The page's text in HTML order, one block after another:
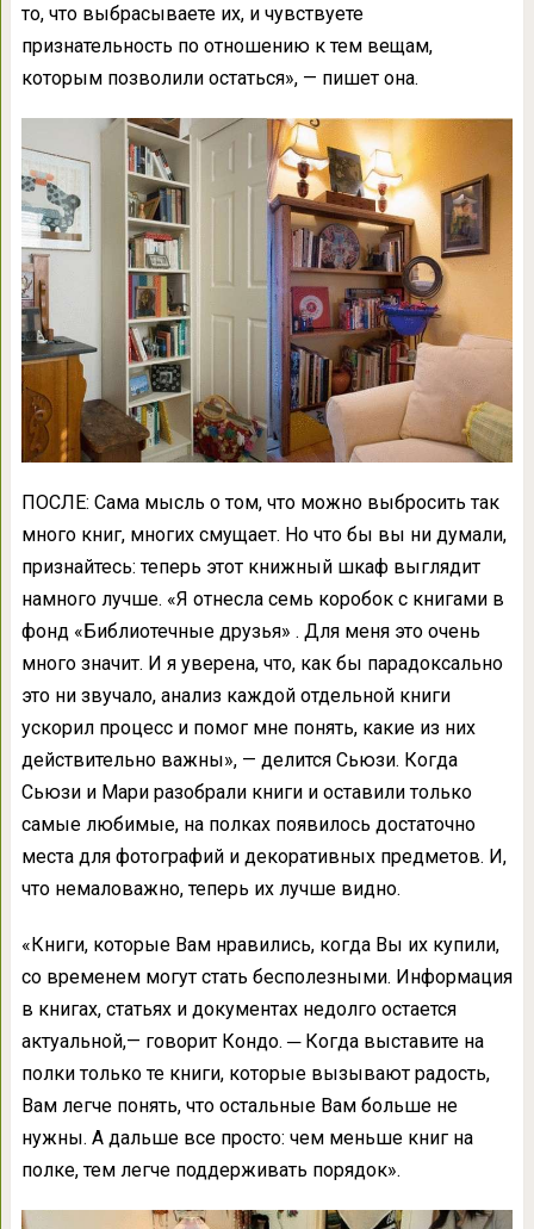
то, что выбрасываете их, и чувствуете
признательность по отношению к тем вещам,
которым позволили остаться», — пишет она.
ПОСЛЕ: Сама мысль о том, что можно выбросить так
много книг, многих смущает. Но что бы вы ни думали,
признайтесь: теперь этот книжный шкаф выглядит
намного лучше. «Я отнесла семь коробок с книгами в
фонд «Библиотечные друзья» . Для меня это очень
много значит. И я уверена, что, как бы парадоксально
это ни звучало, анализ каждой отдельной книги
ускорил процесс и помог мне понять, какие из них
действительно важны», — делится Сьюзи. Когда
Сьюзи и Мари разобрали книги и оставили только
самые любимые, на полках появилось достаточно
места для фотографий и декоративных предметов. И,
что немаловажно, теперь их лучше видно.
«Книги, которые Вам нравились, когда Вы их купили,
со временем могут стать бесполезными. Информация
в книгах, статьях и документах недолго остается
актуальной,— говорит Кондо. ─ Когда выставите на
полки только те книги, которые вызывают радость,
Вам легче понять, что остальные Вам больше не
нужны. А дальше все просто: чем меньше книг на
полке, тем легче поддерживать порядок».